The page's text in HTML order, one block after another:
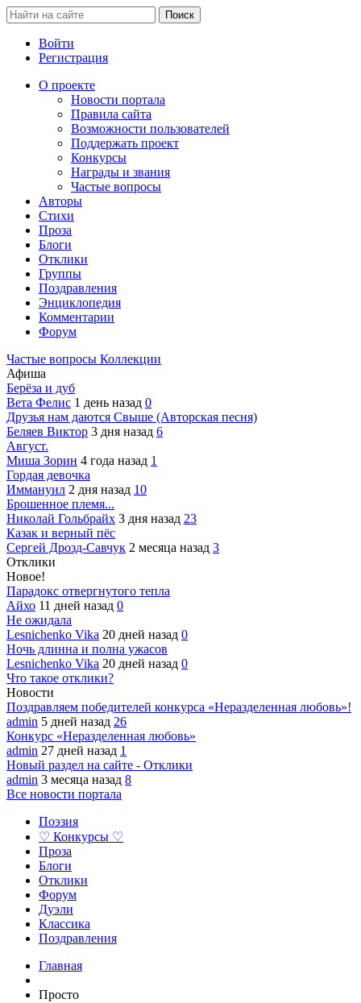
Войти
Регистрация
О проекте
Новости портала
Правила сайта
Возможности пользователей
Поддержать проект
Конкурсы
Награды и звания
Частые вопросы
Авторы
Стихи
Проза
Блоги
Отклики
Группы
Поздравления
Энциклопедия
Комментарии
Форум
Частые вопросы Коллекции
Афиша
Берёза и дуб
Вета Фелис 1 день назад 0
Друзья нам даются Свыше (Авторская песня)
Беляев Виктор 3 дня назад 6
Август.
Миша Зорин 4 года назад 1
Гордая девочка
Иммануил 2 дня назад 10
Брошенное племя...
Николай Гольбрайх 3 дня назад 23
Казак и верный пёс
Сергей Дрозд-Савчук 2 месяца назад 3
Отклики
Новое!
Парадокс отвергнутого тепла
Айхо 11 дней назад 0
Не ожидала
Lesnichenko Vika 20 дней назад 0
Ночь длинна и полна ужасов
Lesnichenko Vika 20 дней назад 0
Что такое отклики?
Новости
Поздравляем победителей конкурса «Неразделенная любовь»!
admin 5 дней назад 26
Конкурс «Неразделенная любовь»
admin 27 дней назад 1
Новый раздел на сайте - Отклики
admin 3 месяца назад 8
Все новости портала
Поэзия
♡ Конкурсы ♡
Проза
Блоги
Отклики
Форум
Дуэли
Классика
Поздравления
Главная
Просто